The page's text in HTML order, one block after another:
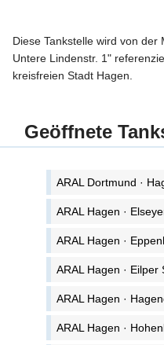
Diese Tankstelle wird von
Untere Lindenstr. 1"
kreisfreien Stadt Hagen.
Geöffnete
ARAL Dortmund ·
ARAL Hagen ·
ARAL Hagen ·
ARAL Hagen · Eilper
ARAL Hagen ·
ARAL Hagen ·